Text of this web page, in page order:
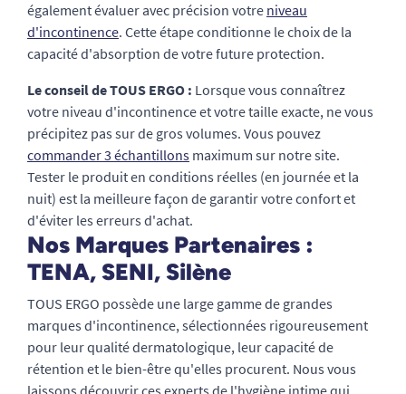
également évaluer avec précision votre niveau
d'incontinence. Cette étape conditionne le choix de la
capacité d'absorption de votre future protection.
Le conseil de TOUS ERGO : Lorsque vous connaîtrez
votre niveau d'incontinence et votre taille exacte, ne vous
précipitez pas sur de gros volumes. Vous pouvez
commander 3 échantillons maximum sur notre site.
Tester le produit en conditions réelles (en journée et la
nuit) est la meilleure façon de garantir votre confort et
d'éviter les erreurs d'achat.
Nos Marques Partenaires :
TENA, SENI, Silène
TOUS ERGO possède une large gamme de grandes
marques d'incontinence, sélectionnées rigoureusement
pour leur qualité dermatologique, leur capacité de
rétention et le bien-être qu'elles procurent. Nous vous